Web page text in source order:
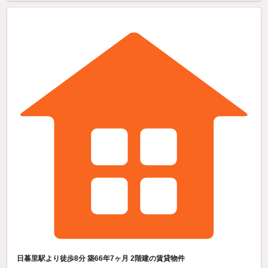
日暮里駅より徒歩8分 築66年7ヶ月 2階建の賃貸物件